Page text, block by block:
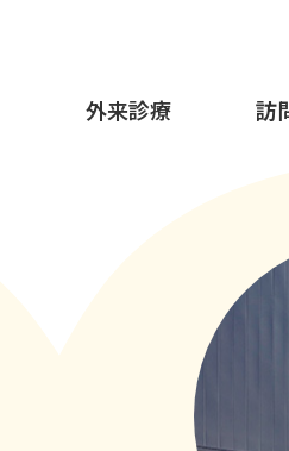
外来診療 訪